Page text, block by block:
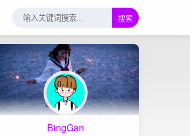
搜索
BingGan